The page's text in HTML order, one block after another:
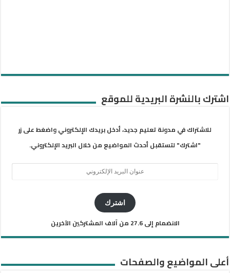
اشترك بالنشرة البريدية للموقع
للاشتراك في مدونة تعليم جديد، أدخل بريدك الإلكتروني واضغط على زر
"اشترك" لتستقبل أحدث المواضيع من خلال البريد الإلكتروني.
اشترك
الانضمام إلى 27.6 من آلاف المشتركين الآخرين
أعلى المواضيع والصفحات